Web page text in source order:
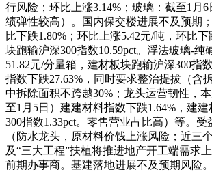
行风险；环比上涨3.14%；玻璃：截至1月
绩弹性较高）。国内保交楼进展不及预期
比下跌1.80%；环比上涨5.42元/吨，环比下
块跑输沪深300指数10.59pct。浮法玻璃-纯
51.82元/分量箱，建材板块跑输沪深300指
指数下跌27.63%，同时要求整治提拔（含
中拆除面积不跨越30%；龙头运营韧性，本
至1月5日）建建材料指数下跌1.64%，建
300指数1.33pct。零售营业占比高）等。
（防水龙头，原材料价钱上涨风险；近三
及“三大工程”扶植将推进地产开工端需求
前期办事商。基建落地进展不及预期风险